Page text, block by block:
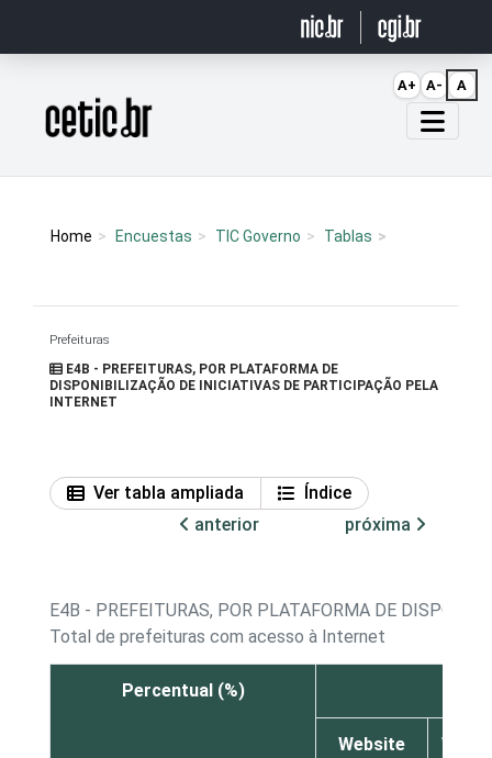
Página inicial
Home Encuestas TIC Governo Tablas
Prefeituras
E4B - PREFEITURAS, POR PLATAFORMA DE
DISPONIBILIZAÇÃO DE INICIATIVAS DE PARTICIPAÇÃO PELA
INTERNET
Ver tabla ampliada
Índice
anterior
próxima
E4B - PREFEITURAS, POR PLATAFORMA DE
Total de prefeituras com acesso à Internet
Percentual (%)
Website
A+ A- A